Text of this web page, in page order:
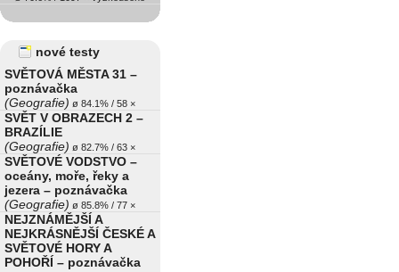
nové testy
SVĚTOVÁ MĚSTA 31 –
poznávačka
(Geografie) ø 84.1% / 58 ×
SVĚT V OBRAZECH 2 –
BRAZÍLIE
(Geografie) ø 82.7% / 63 ×
SVĚTOVÉ VODSTVO –
oceány, moře, řeky a
jezera – poznávačka
(Geografie) ø 85.8% / 77 ×
NEJZNÁMĚJŠÍ A
NEJKRÁSNĚJŠÍ ČESKÉ A
SVĚTOVÉ HORY A
POHOŘÍ – poznávačka